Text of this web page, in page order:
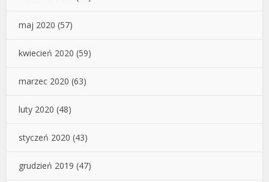
maj 2020 (57)
kwiecień 2020 (59)
marzec 2020 (63)
luty 2020 (48)
styczeń 2020 (43)
grudzień 2019 (47)